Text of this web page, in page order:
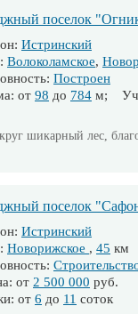
поселок
Истринский
Волоколамское,
Построен
от 98 до 784 м;
шикарный лес,
поселок
Истринский
Новорижское , 45 км
от 2 500 000 руб.
от 6 до 11 соток